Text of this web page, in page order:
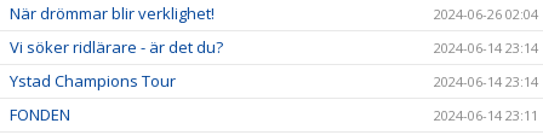
När drömmar blir verklighet! 2024-06-26 02:04
Vi söker ridlärare - är det du? 2024-06-14 23:14
Ystad Champions Tour 2024-06-14 23:14
FONDEN 2024-06-14 23:11